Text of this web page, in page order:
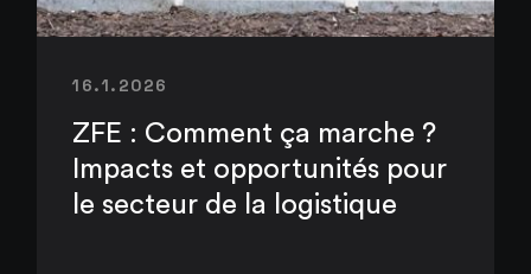
16.1.2026
ZFE : Comment ça marche ?
Impacts et opportunités pour
le secteur de la logistique